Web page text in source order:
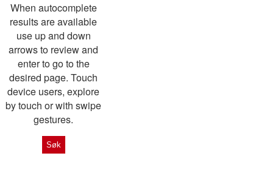
When autocomplete
results are available
use up and down
arrows to review and
enter to go to the
desired page. Touch
device users, explore
by touch or with swipe
gestures.